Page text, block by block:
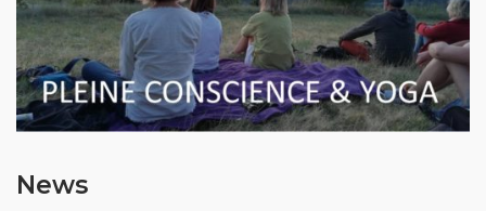
News